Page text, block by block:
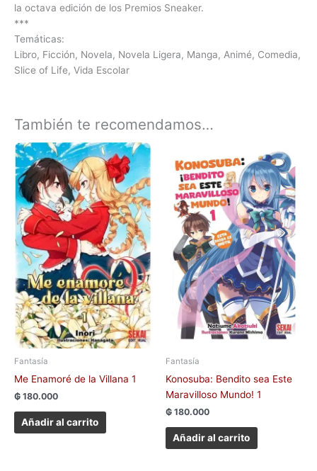
la octava edición de los Premios Sneaker.
***
Temáticas:
Libro, Ficción, Novela, Novela Ligera, Manga, Animé, Comedia,
Slice of Life, Vida Escolar
También te recomendamos…
Fantasía
Me Enamoré de la Villana 1
₲ 180.000
Añadir al carrito
Fantasía
Konosuba: Bendito sea Este
Maravilloso Mundo! 1
₲ 180.000
Añadir al carrito